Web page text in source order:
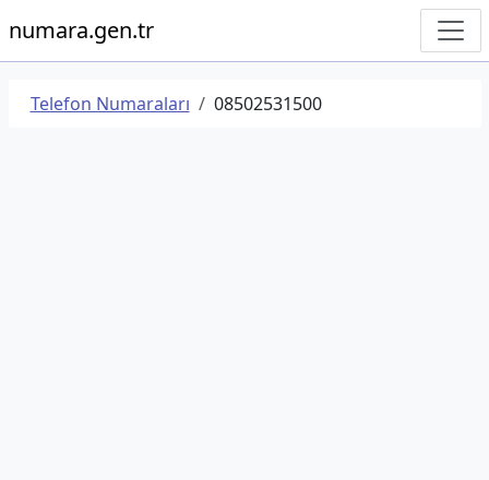
numara.gen.tr
Telefon Numaraları 08502531500